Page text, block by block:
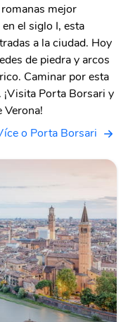
mejor
el siglo I, esta
a la ciudad. Hoy
de piedra y arcos
Caminar por esta
Porta Borsari y
Verona!
o Porta Borsari